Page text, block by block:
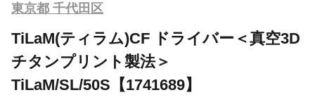
東京都 千代田区
TiLaM(ティラム)CF ドライバー＜真空3D
チタンプリント製法＞
TiLaM/SL/50S【1741689】